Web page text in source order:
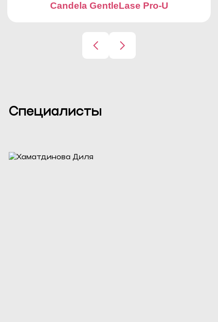
Candela GentleLase Pro-U
Специалисты